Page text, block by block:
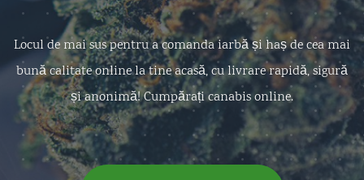
Locul de mai sus pentru a comanda iarbă și haș de cea mai
bună calitate online la tine acasă, cu livrare rapidă, sigură
și anonimă! Cumpărați canabis online.